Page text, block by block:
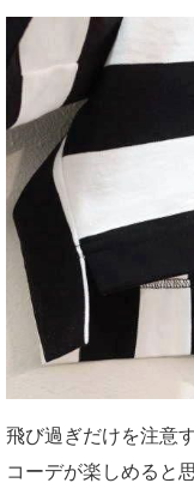
飛び過ぎだけを注意
コーデが楽しめると